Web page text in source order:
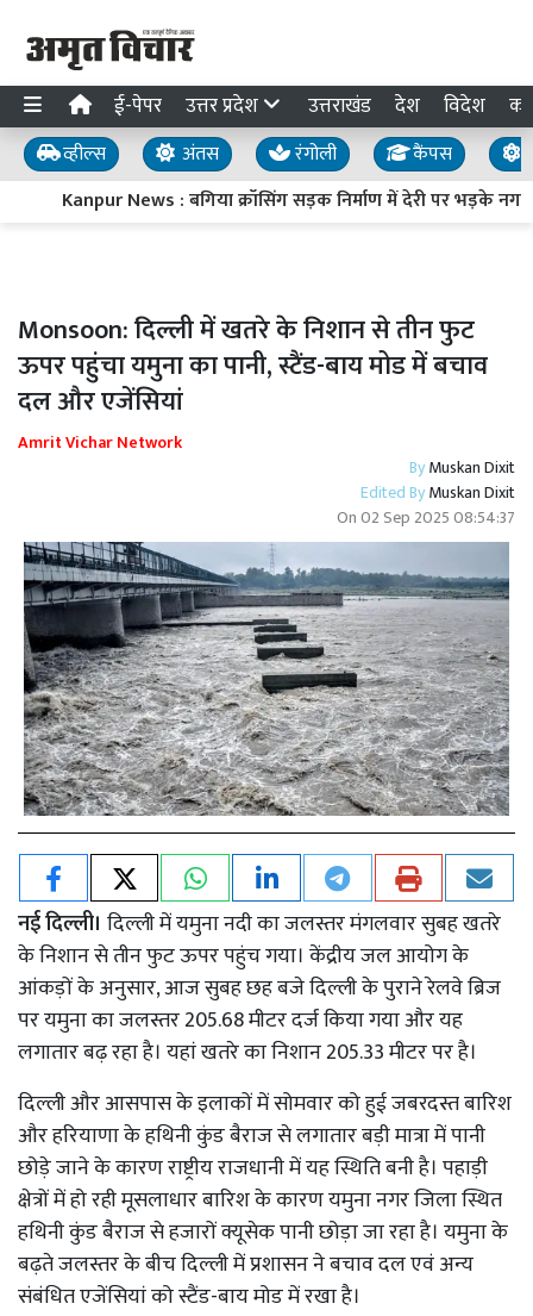
ई-पेपर उत्तर प्रदेश उत्तराखंड देश विदेश
व्हील्स अंतस रंगोली कैंपस
Kanpur News : बगिया क्रॉसिंग सड़क निर्माण में देरी पर भड़के
Monsoon: दिल्ली में खतरे के निशान से तीन फुट
ऊपर पहुंचा यमुना का पानी, स्टैंड-बाय मोड में बचाव
दल और एजेंसियां
Amrit Vichar Network
ByMuskan Dixit
Edited ByMuskan Dixit
On02 Sep 2025 08:54:37
नई दिल्ली। दिल्ली में यमुना नदी का जलस्तर मंगलवार सुबह खतरे
के निशान से तीन फुट ऊपर पहुंच गया। केंद्रीय जल आयोग के
आंकड़ों के अनुसार, आज सुबह छह बजे दिल्ली के पुराने रेलवे ब्रिज
पर यमुना का जलस्तर 205.68 मीटर दर्ज किया गया और यह
लगातार बढ़ रहा है। यहां खतरे का निशान 205.33 मीटर पर है।
दिल्ली और आसपास के इलाकों में सोमवार को हुई जबरदस्त बारिश
और हरियाणा के हथिनी कुंड बैराज से लगातार बड़ी मात्रा में पानी
छोड़े जाने के कारण राष्ट्रीय राजधानी में यह स्थिति बनी है। पहाड़ी
क्षेत्रों में हो रही मूसलाधार बारिश के कारण यमुना नगर जिला स्थित
हथिनी कुंड बैराज से हजारों क्यूसेक पानी छोड़ा जा रहा है। यमुना के
बढ़ते जलस्तर के बीच दिल्ली में प्रशासन ने बचाव दल एवं अन्य
संबंधित एजेंसियां को स्टैंड-बाय मोड में रखा है।